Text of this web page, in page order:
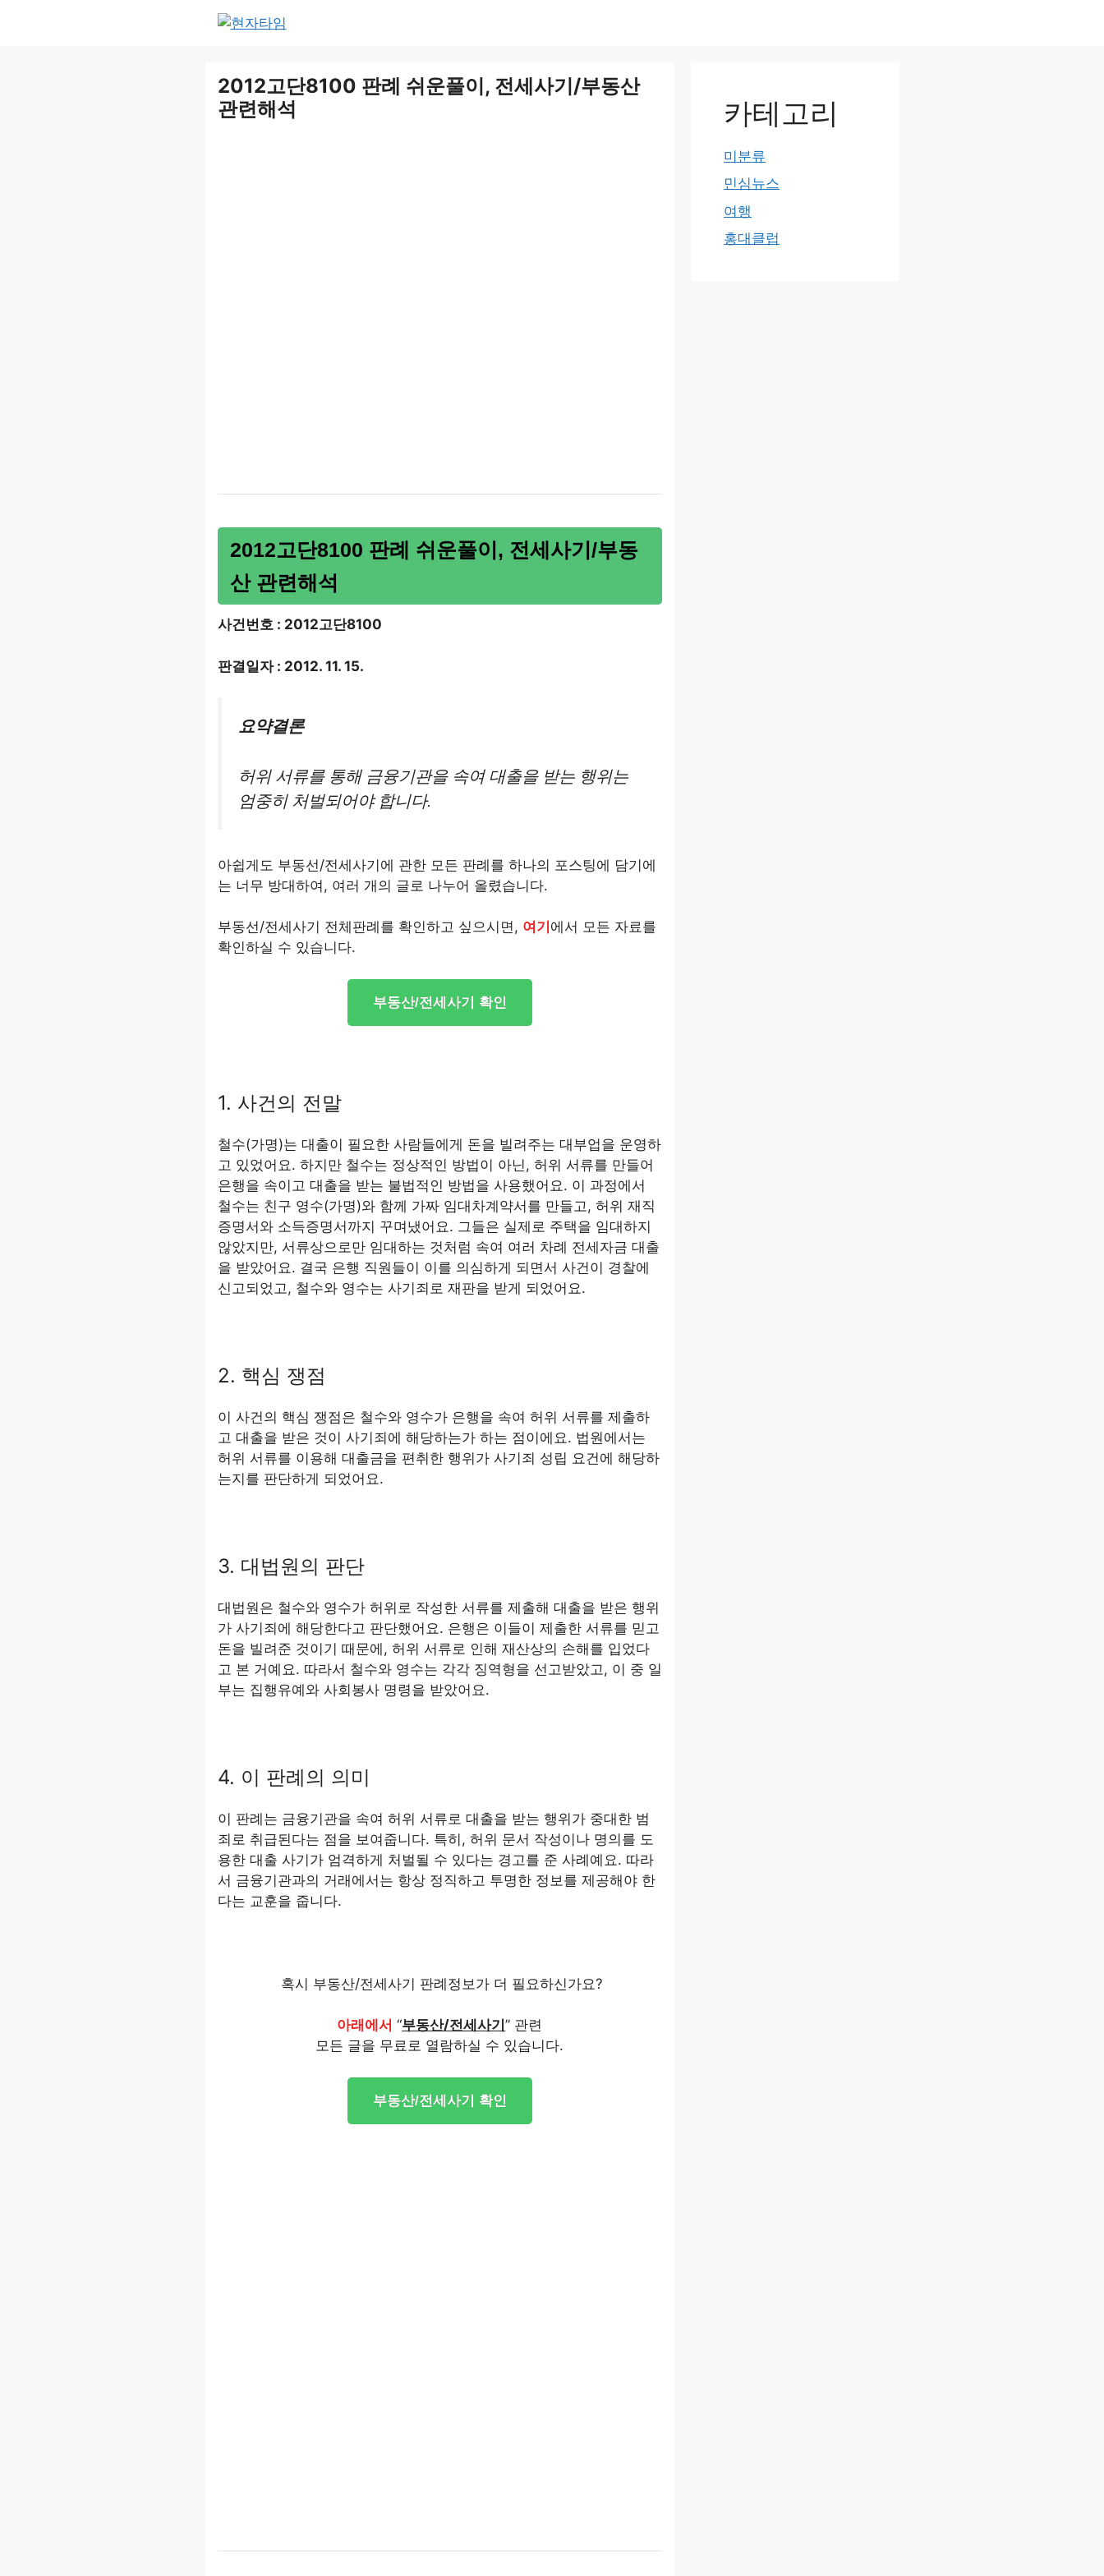
2012고단8100 판례 쉬운풀이, 전세사기/부동산
관련해석
2012고단8100 판례 쉬운풀이, 전세사기/부동
산 관련해석
사건번호 : 2012고단8100
판결일자 : 2012. 11. 15.
요약결론
허위 서류를 통해 금융기관을 속여 대출을 받는 행위는
엄중히 처벌되어야 합니다.
아쉽게도 부동선/전세사기에 관한 모든 판례를 하나의 포스팅에 담기에
는 너무 방대하여, 여러 개의 글로 나누어 올렸습니다.
부동선/전세사기 전체판례를 확인하고 싶으시면, 여기 에서 모든 자료를
확인하실 수 있습니다.
부동산/전세사기 확인
1. 사건의 전말
철수(가명)는 대출이 필요한 사람들에게 돈을 빌려주는 대부업을 운영하
고 있었어요. 하지만 철수는 정상적인 방법이 아닌, 허위 서류를 만들어
은행을 속이고 대출을 받는 불법적인 방법을 사용했어요. 이 과정에서
철수는 친구 영수(가명)와 함께 가짜 임대차계약서를 만들고, 허위 재직
증명서와 소득증명서까지 꾸며냈어요. 그들은 실제로 주택을 임대하지
않았지만, 서류상으로만 임대하는 것처럼 속여 여러 차례 전세자금 대출
을 받았어요. 결국 은행 직원들이 이를 의심하게 되면서 사건이 경찰에
신고되었고, 철수와 영수는 사기죄로 재판을 받게 되었어요.
2. 핵심 쟁점
이 사건의 핵심 쟁점은 철수와 영수가 은행을 속여 허위 서류를 제출하
고 대출을 받은 것이 사기죄에 해당하는가 하는 점이에요. 법원에서는
허위 서류를 이용해 대출금을 편취한 행위가 사기죄 성립 요건에 해당하
는지를 판단하게 되었어요.
3. 대법원의 판단
대법원은 철수와 영수가 허위로 작성한 서류를 제출해 대출을 받은 행위
가 사기죄에 해당한다고 판단했어요. 은행은 이들이 제출한 서류를 믿고
돈을 빌려준 것이기 때문에, 허위 서류로 인해 재산상의 손해를 입었다
고 본 거예요. 따라서 철수와 영수는 각각 징역형을 선고받았고, 이 중 일
부는 집행유예와 사회봉사 명령을 받았어요.
4. 이 판례의 의미
이 판례는 금융기관을 속여 허위 서류로 대출을 받는 행위가 중대한 범
죄로 취급된다는 점을 보여줍니다. 특히, 허위 문서 작성이나 명의를 도
용한 대출 사기가 엄격하게 처벌될 수 있다는 경고를 준 사례예요. 따라
서 금융기관과의 거래에서는 항상 정직하고 투명한 정보를 제공해야 한
다는 교훈을 줍니다.
혹시 부동산/전세사기 판례정보가 더 필요하신가요?
아래에서 “부동산/전세사기” 관련
모든 글을 무료로 열람하실 수 있습니다.
부동산/전세사기 확인
카테고리
미분류
민심뉴스
여행
홍대클럽